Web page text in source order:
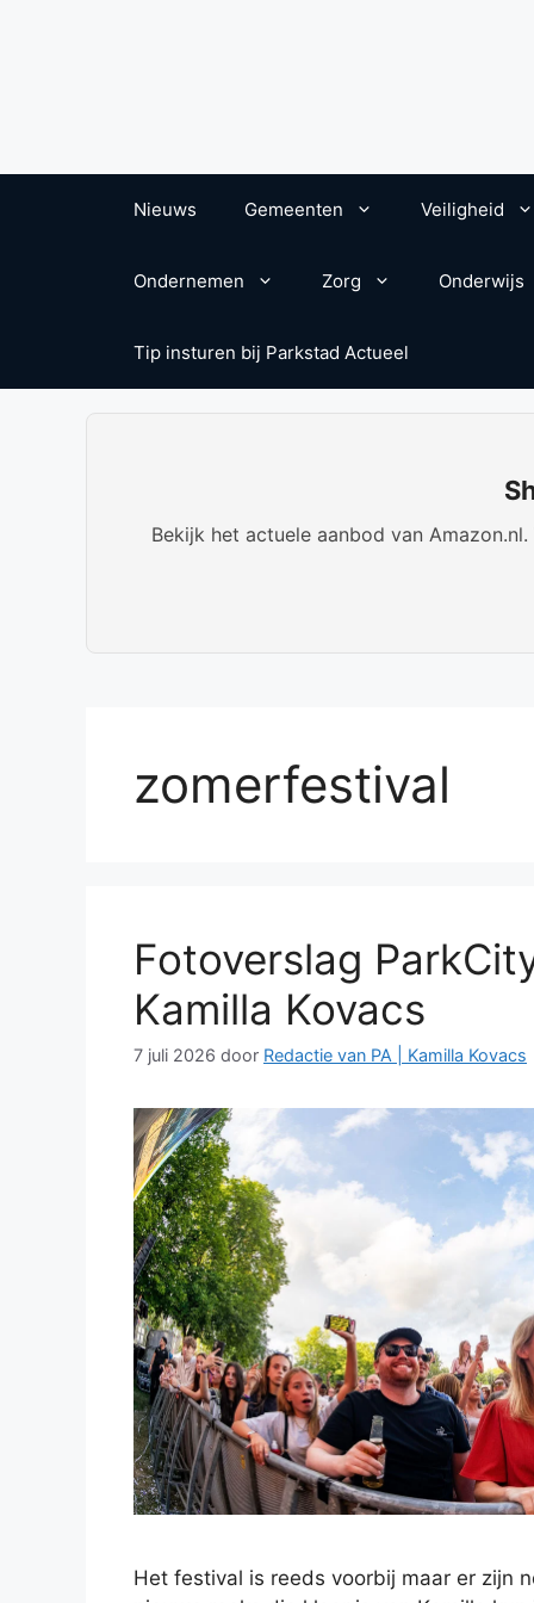
Nieuws Gemeenten Veiligheid
Ondernemen Zorg Onderwijs
Tip insturen bij Parkstad Actueel
Bekijk het actuele aanbod van
zomerfestival
Fotoverslag
Kamilla Kovacs
7 juli 2026 door Redactie van PA | Kamilla Kovacs
Het festival is reeds voorbij maar er zijn